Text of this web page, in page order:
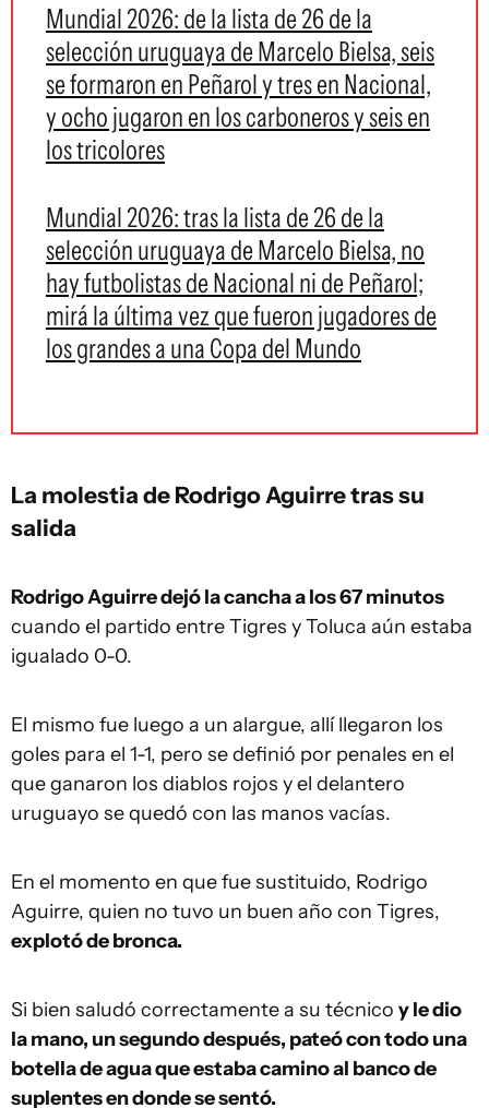
Mundial 2026: de la lista de 26 de la
selección uruguaya de Marcelo Bielsa, seis
se formaron en Peñarol y tres en Nacional,
y ocho jugaron en los carboneros y seis en
los tricolores
Mundial 2026: tras la lista de 26 de la
selección uruguaya de Marcelo Bielsa, no
hay futbolistas de Nacional ni de Peñarol;
mirá la última vez que fueron jugadores de
los grandes a una Copa del Mundo
La molestia de Rodrigo Aguirre tras su
salida
Rodrigo Aguirre dejó la cancha a los 67 minutos
cuando el partido entre Tigres y Toluca aún estaba
igualado 0-0.
El mismo fue luego a un alargue, allí llegaron los
goles para el 1-1, pero se definió por penales en el
que ganaron los diablos rojos y el delantero
uruguayo se quedó con las manos vacías.
En el momento en que fue sustituido, Rodrigo
Aguirre, quien no tuvo un buen año con Tigres,
explotó de bronca.
Si bien saludó correctamente a su técnico y le dio
la mano, un segundo después, pateó con todo una
botella de agua que estaba camino al banco de
suplentes en donde se sentó.